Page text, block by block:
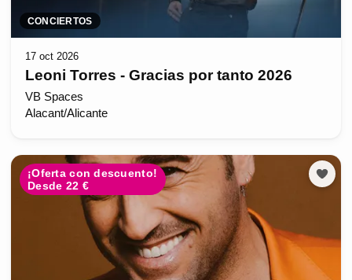
CONCIERTOS
17 oct 2026
Leoni Torres - Gracias por tanto 2026
VB Spaces
Alacant/Alicante
¡Oferta con descuento!
Desde 22 €